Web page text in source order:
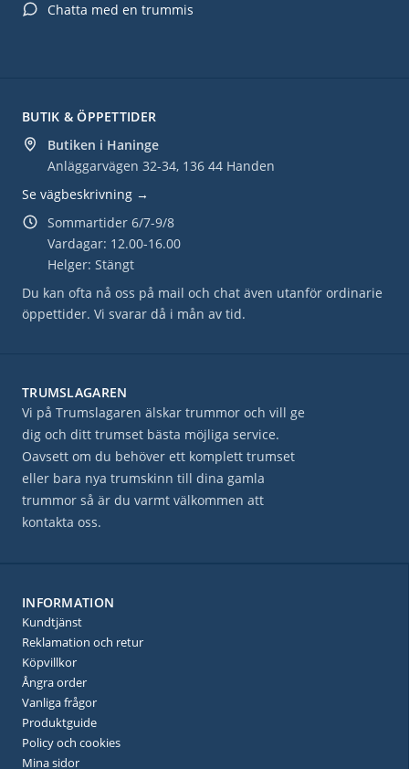
BUTIK & ÖPPETTIDER
Butiken i Haninge
Anläggarvägen 32-34, 136 44 Handen
Se vägbeskrivning →
Sommartider 6/7-9/8
Vardagar: 12.00-16.00
Helger: Stängt
Du kan ofta nå oss på mail och chat även utanför ordinarie
öppettider. Vi svarar då i mån av tid.
Chatta med en trummis
TRUMSLAGAREN
Vi på Trumslagaren älskar trummor och vill ge
dig och ditt trumset bästa möjliga service.
Oavsett om du behöver ett komplett trumset
eller bara nya trumskinn till dina gamla
trummor så är du varmt välkommen att
kontakta oss.
INFORMATION
Kundtjänst
Reklamation och retur
Köpvillkor
Ångra order
Vanliga frågor
Produktguide
Policy och cookies
Mina sidor